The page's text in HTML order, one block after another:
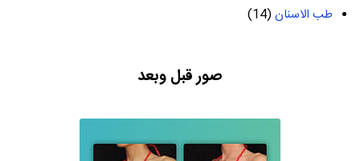
طب الاسنان(14)
صور قبل وبعد